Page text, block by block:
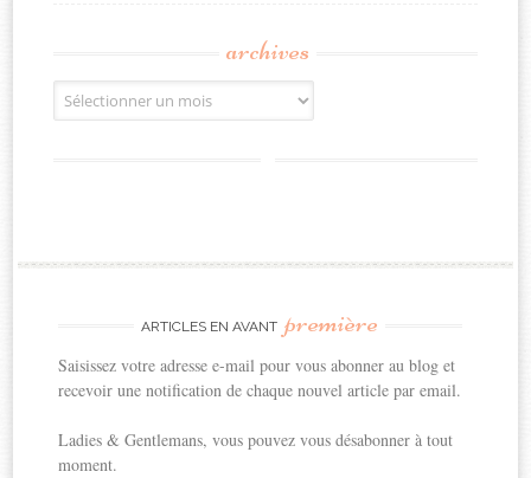
archives
Archives
ARTICLES EN AVANT première
Saisissez votre adresse e-mail pour vous abonner au blog et
recevoir une notification de chaque nouvel article par email.
Ladies & Gentlemans, vous pouvez vous désabonner à tout
moment.